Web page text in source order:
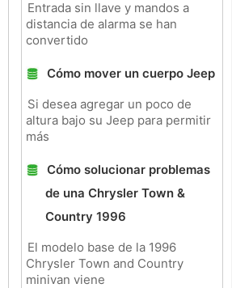
Entrada sin llave y mandos a
distancia de alarma se han
convertido
Cómo mover un cuerpo Jeep
Si desea agregar un poco de
altura bajo su Jeep para permitir
más
Cómo solucionar problemas
de una Chrysler Town &
Country 1996
El modelo base de la 1996
Chrysler Town and Country
minivan viene